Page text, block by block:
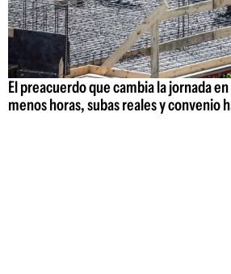
El preacuerdo que cambia la jornada
menos horas, subas reales y convenio